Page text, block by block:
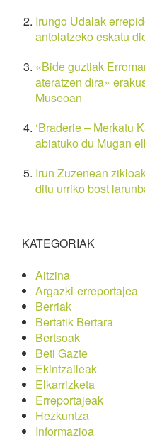
Irungo Udalak
antolatzeko eskatu
«Bide guztiak
ateratzen dira»
Museoan
‘Braderie – Merkatu
abiatuko du Mugan
Irun Zuzenean
ditu urriko bost
KATEGORIAK
Aitzina
Argazki-erreportajea
Berriak
Bertatik Bertara
Bertsoak
Beti Gazte
Ekintzaileak
Elkarrizketa
Erreportajeak
Hezkuntza
Informazioa